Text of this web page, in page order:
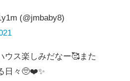
(@jmbaby8)
ウス楽しみだなー🥰また
日々🥺❤️✨